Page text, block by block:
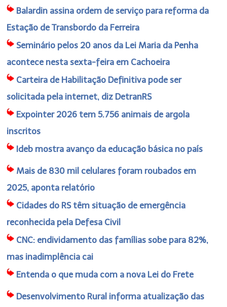
Balardin assina ordem de serviço para reforma da
Estação de Transbordo da Ferreira
Seminário pelos 20 anos da Lei Maria da Penha
acontece nesta sexta-feira em Cachoeira
Carteira de Habilitação Definitiva pode ser
solicitada pela internet, diz DetranRS
Expointer 2026 tem 5.756 animais de argola
inscritos
Ideb mostra avanço da educação básica no país
Mais de 830 mil celulares foram roubados em
2025, aponta relatório
Cidades do RS têm situação de emergência
reconhecida pela Defesa Civil
CNC: endividamento das famílias sobe para 82%,
mas inadimplência cai
Entenda o que muda com a nova Lei do Frete
Desenvolvimento Rural informa atualização das